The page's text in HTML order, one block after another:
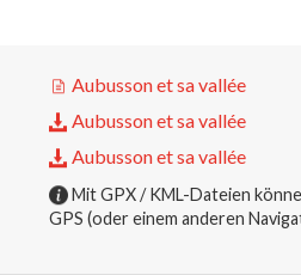
Aubusson et sa vallée
Aubusson et sa vallée
Aubusson et sa vallée
Mit GPX / KML-Dateien
GPS (oder einem anderen